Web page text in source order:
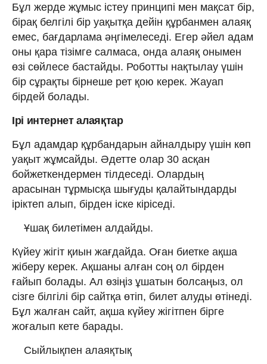
Бұл жерде жұмыс істеу принципі мен мақсат бір,
бірақ белгілі бір уақытқа дейін құрбанмен алаяқ
емес, бағдарлама әңгімелеседі. Егер әйел адам
оны қара тізімге салмаса, онда алаяқ онымен
өзі сөйлесе бастайды. Роботты нақтылау үшін
бір сұрақты бірнеше рет қою керек. Жауап
бірдей болады.
Ірі интернет алаяқтар
Бұл адамдар құрбандарын айналдыру үшін көп
уақыт жұмсайды. Әдетте олар 30 асқан
бойжеткендермен тілдеседі. Олардың
арасынан тұрмысқа шығуды қалайтындарды
іріктеп алып, бірден іске кіріседі.
Ұшақ билетімен алдайды.
Күйеу жігіт қиын жағдайда. Оған биетке ақша
жіберу керек. Ақшаны алған соң ол бірден
ғайып болады. Ал өзіңіз ұшатын болсаңыз, ол
сізге білгілі бір сайтқа өтіп, билет алуды өтінеді.
Бұл жалған сайт, ақша күйеу жігітпен бірге
жоғалып кете барады.
Сыйлықпен алаяқтық